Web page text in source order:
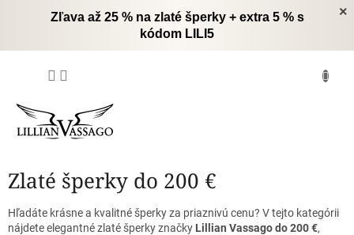
×
Zľava až 25 % na zlaté šperky + extra 5 % s
kódom LILI5
Zlaté šperky do 200 €
Hľadáte krásne a kvalitné šperky za priaznivú cenu? V tejto kategórii
nájdete elegantné zlaté šperky značky Lillian Vassago do 200 €,